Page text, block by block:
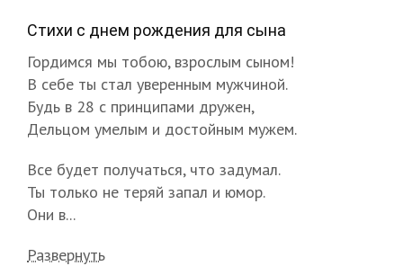
Стихи с днем рождения для сына
Гордимся мы тобою, взрослым сыном!
В себе ты стал уверенным мужчиной.
Будь в 28 с принципами дружен,
Дельцом умелым и достойным мужем.
Все будет получаться, что задумал.
Ты только не теряй запал и юмор.
Они в...
Развернуть